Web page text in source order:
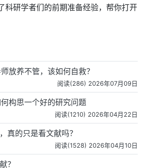
科研学者们的前期准备经验，帮你打开
放养不管，该如何自救？
阅读(286) 2026年07月09日
构思一个好的研究问题
阅读(1210) 2026年04月22日
真的只是看文献吗？
阅读(1528) 2026年04月10日
？